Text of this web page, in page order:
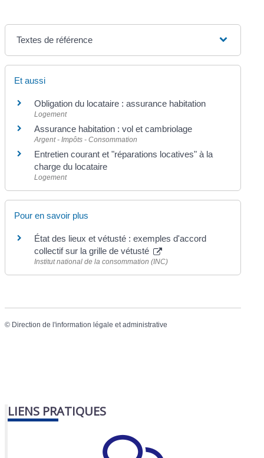
Textes de référence
Et aussi
Obligation du locataire : assurance habitation
Logement
Assurance habitation : vol et cambriolage
Argent - Impôts - Consommation
Entretien courant et "réparations locatives" à la
charge du locataire
Logement
Pour en savoir plus
État des lieux et vétusté : exemples d'accord
collectif sur la grille de vétusté
Institut national de la consommation (INC)
© Direction de l'information légale et administrative
LIENS PRATIQUES